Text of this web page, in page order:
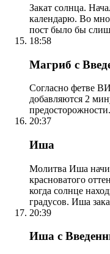
Закат солнца.
календарю. Во
пост было бы
18:58
Магриб с
Согласно фетве
добавляются 2
предосторожности.
20:37
Иша
Молитва Иша
красноватого
когда солнце
градусов. Иша
20:39
Иша с